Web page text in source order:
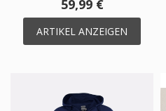
59,99 €
ARTIKEL ANZEIGEN